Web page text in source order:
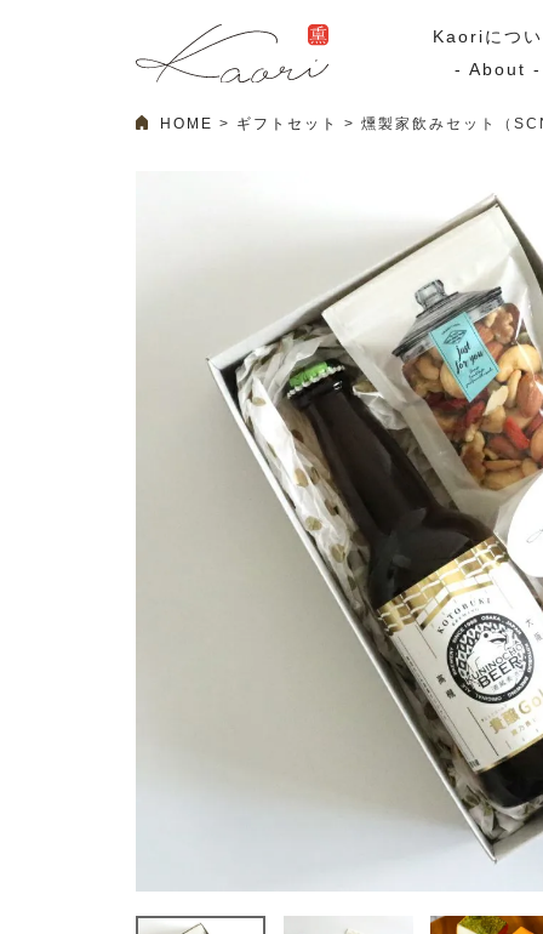
Kaoriにつ
- About -
スモークサー
マリネ
その他
特集・期間限定セール
HOME ギフトセット 燻製家飲みセット（